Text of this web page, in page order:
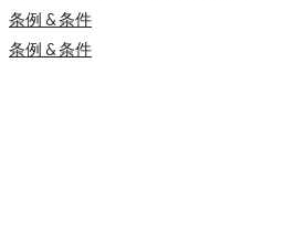
条例＆条件
条例＆条件